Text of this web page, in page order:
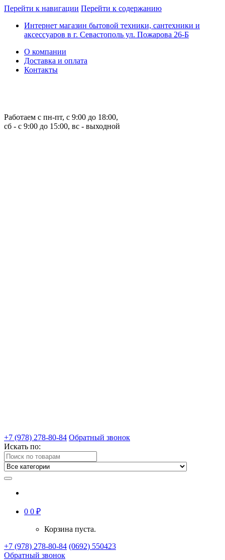
Перейти к навигации Перейти к содержанию
Интернет магазин бытовой техники, сантехники и
аксессуаров в г. Севастополь ул. Пожарова 26-Б
О компании
Доставка и оплата
Контакты
Работаем с пн-пт, с 9:00 до 18:00,
сб - с 9:00 до 15:00, вс - выходной
+7 (978) 278-80-84 Обратный звонок
Искать по:
0 0 ₽
Корзина пуста.
+7 (978) 278-80-84 (0692) 550423
Обратный звонок